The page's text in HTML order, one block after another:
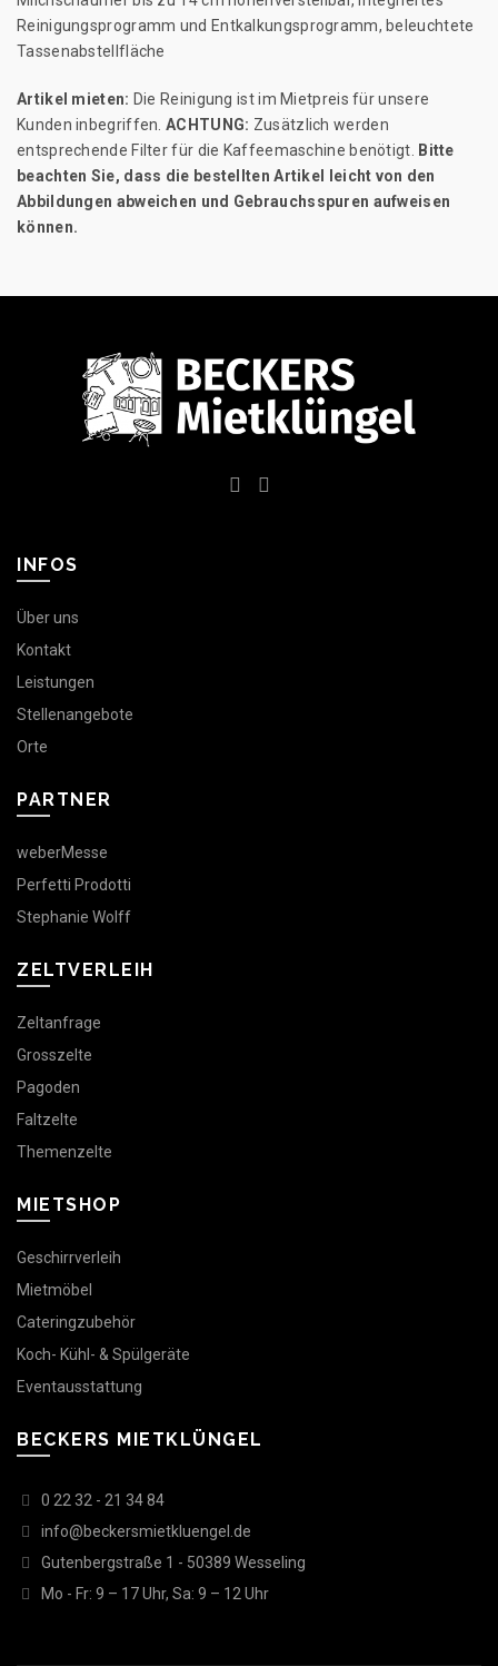
Reinigungsprogramm und Entkalkungsprogramm, beleuchtete
Tassenabstellfläche
Artikel mieten: Die Reinigung ist im Mietpreis für unsere
Kunden inbegriffen.ACHTUNG: Zusätzlich werden
entsprechende Filter für die Kaffeemaschine benötigt.
Bitte
beachten Sie, dass die bestellten Artikel leicht von den
Abbildungen abweichen und Gebrauchsspuren aufweisen
können.
INFOS
Über uns
Kontakt
Leistungen
Stellenangebote
Orte
PARTNER
weberMesse
Perfetti Prodotti
Stephanie Wolff
ZELTVERLEIH
Zeltanfrage
Grosszelte
Pagoden
Faltzelte
Themenzelte
MIETSHOP
Geschirrverleih
Mietmöbel
Cateringzubehör
Koch- Kühl- & Spülgeräte
Eventausstattung
BECKERS MIETKLÜNGEL
0 22 32 - 21 34 84
info@beckersmietkluengel.de
Gutenbergstraße 1 - 50389 Wesseling
Mo - Fr: 9 – 17 Uhr, Sa: 9 – 12 Uhr